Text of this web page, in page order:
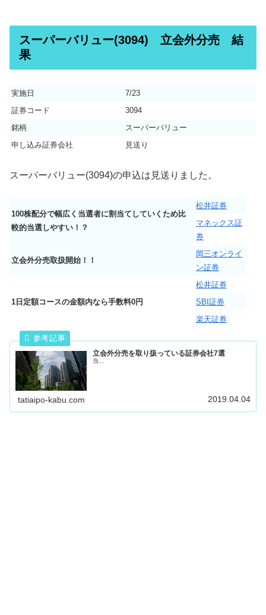
スーパーバリュー(3094) 立会外分売 結
果
実施日
7/23
証券コード
3094
銘柄
スーパーバリュー
申し込み証券会社
見送り
スーパーバリュー(3094)の申込は見送りました。
100株配分で幅広く当選者に割当てしていくため比
較的当選しやすい！？
松井証券
マネックス証
券
立会外分売取扱開始！！
岡三オンライ
ン証券
1日定額コースの金額内なら手数料0円
松井証券
SBI証券
楽天証券
立会外分売を取り扱っている証券会社7選
当...
tatiaipo-kabu.com 2019.04.04